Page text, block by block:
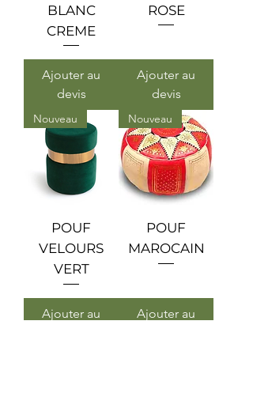
BLANC
CREME
Ajouter au
devis
ROSE
Ajouter au
devis
Nouveau
POUF
VELOURS
VERT
Ajouter au
Nouveau
POUF
MAROCAIN
Ajouter au